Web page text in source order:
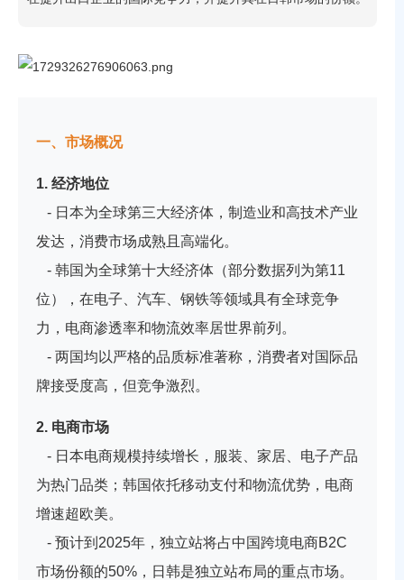
一、市场概况
1. 经济地位
- 日本为全球第三大经济体，制造业和高技术产业
发达，消费市场成熟且高端化。
- 韩国为全球第十大经济体（部分数据列为第11
位），在电子、汽车、钢铁等领域具有全球竞争
力，电商渗透率和物流效率居世界前列。
- 两国均以严格的品质标准著称，消费者对国际品
牌接受度高，但竞争激烈。
2. 电商市场
- 日本电商规模持续增长，服装、家居、电子产品
为热门品类；韩国依托移动支付和物流优势，电商
增速超欧美。
- 预计到2025年，独立站将占中国跨境电商B2C
市场份额的50%，日韩是独立站布局的重点市场。